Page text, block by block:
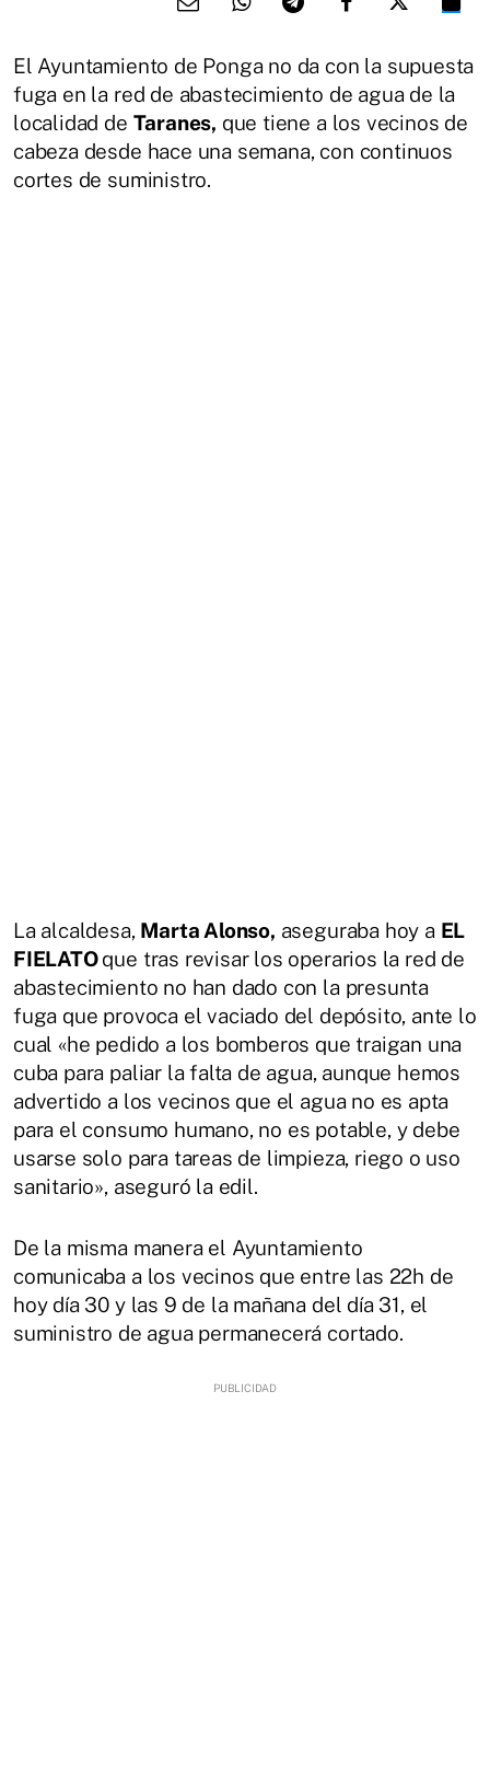
El Ayuntamiento de Ponga no da con la supuesta
fuga en la red de abastecimiento de agua de la
localidad de Taranes, que tiene a los vecinos de
cabeza desde hace una semana, con continuos
cortes de suministro.
La alcaldesa, Marta Alonso, aseguraba hoy a EL
FIELATOque tras revisar los operarios la red de
abastecimiento no han dado con la presunta
fuga que provoca el vaciado del depósito, ante lo
cual «he pedido a los bomberos que traigan una
cuba para paliar la falta de agua, aunque hemos
advertido a los vecinos que el agua no es apta
para el consumo humano, no es potable, y debe
usarse solo para tareas de limpieza, riego o uso
sanitario», aseguró la edil.
De la misma manera el Ayuntamiento
comunicaba a los vecinos que entre las 22h de
hoy día 30 y las 9 de la mañana del día 31, el
suministro de agua permanecerá cortado.